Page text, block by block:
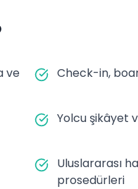
ve
Check-in,
Yolcu şikâyet
Uluslararası
prosedürleri